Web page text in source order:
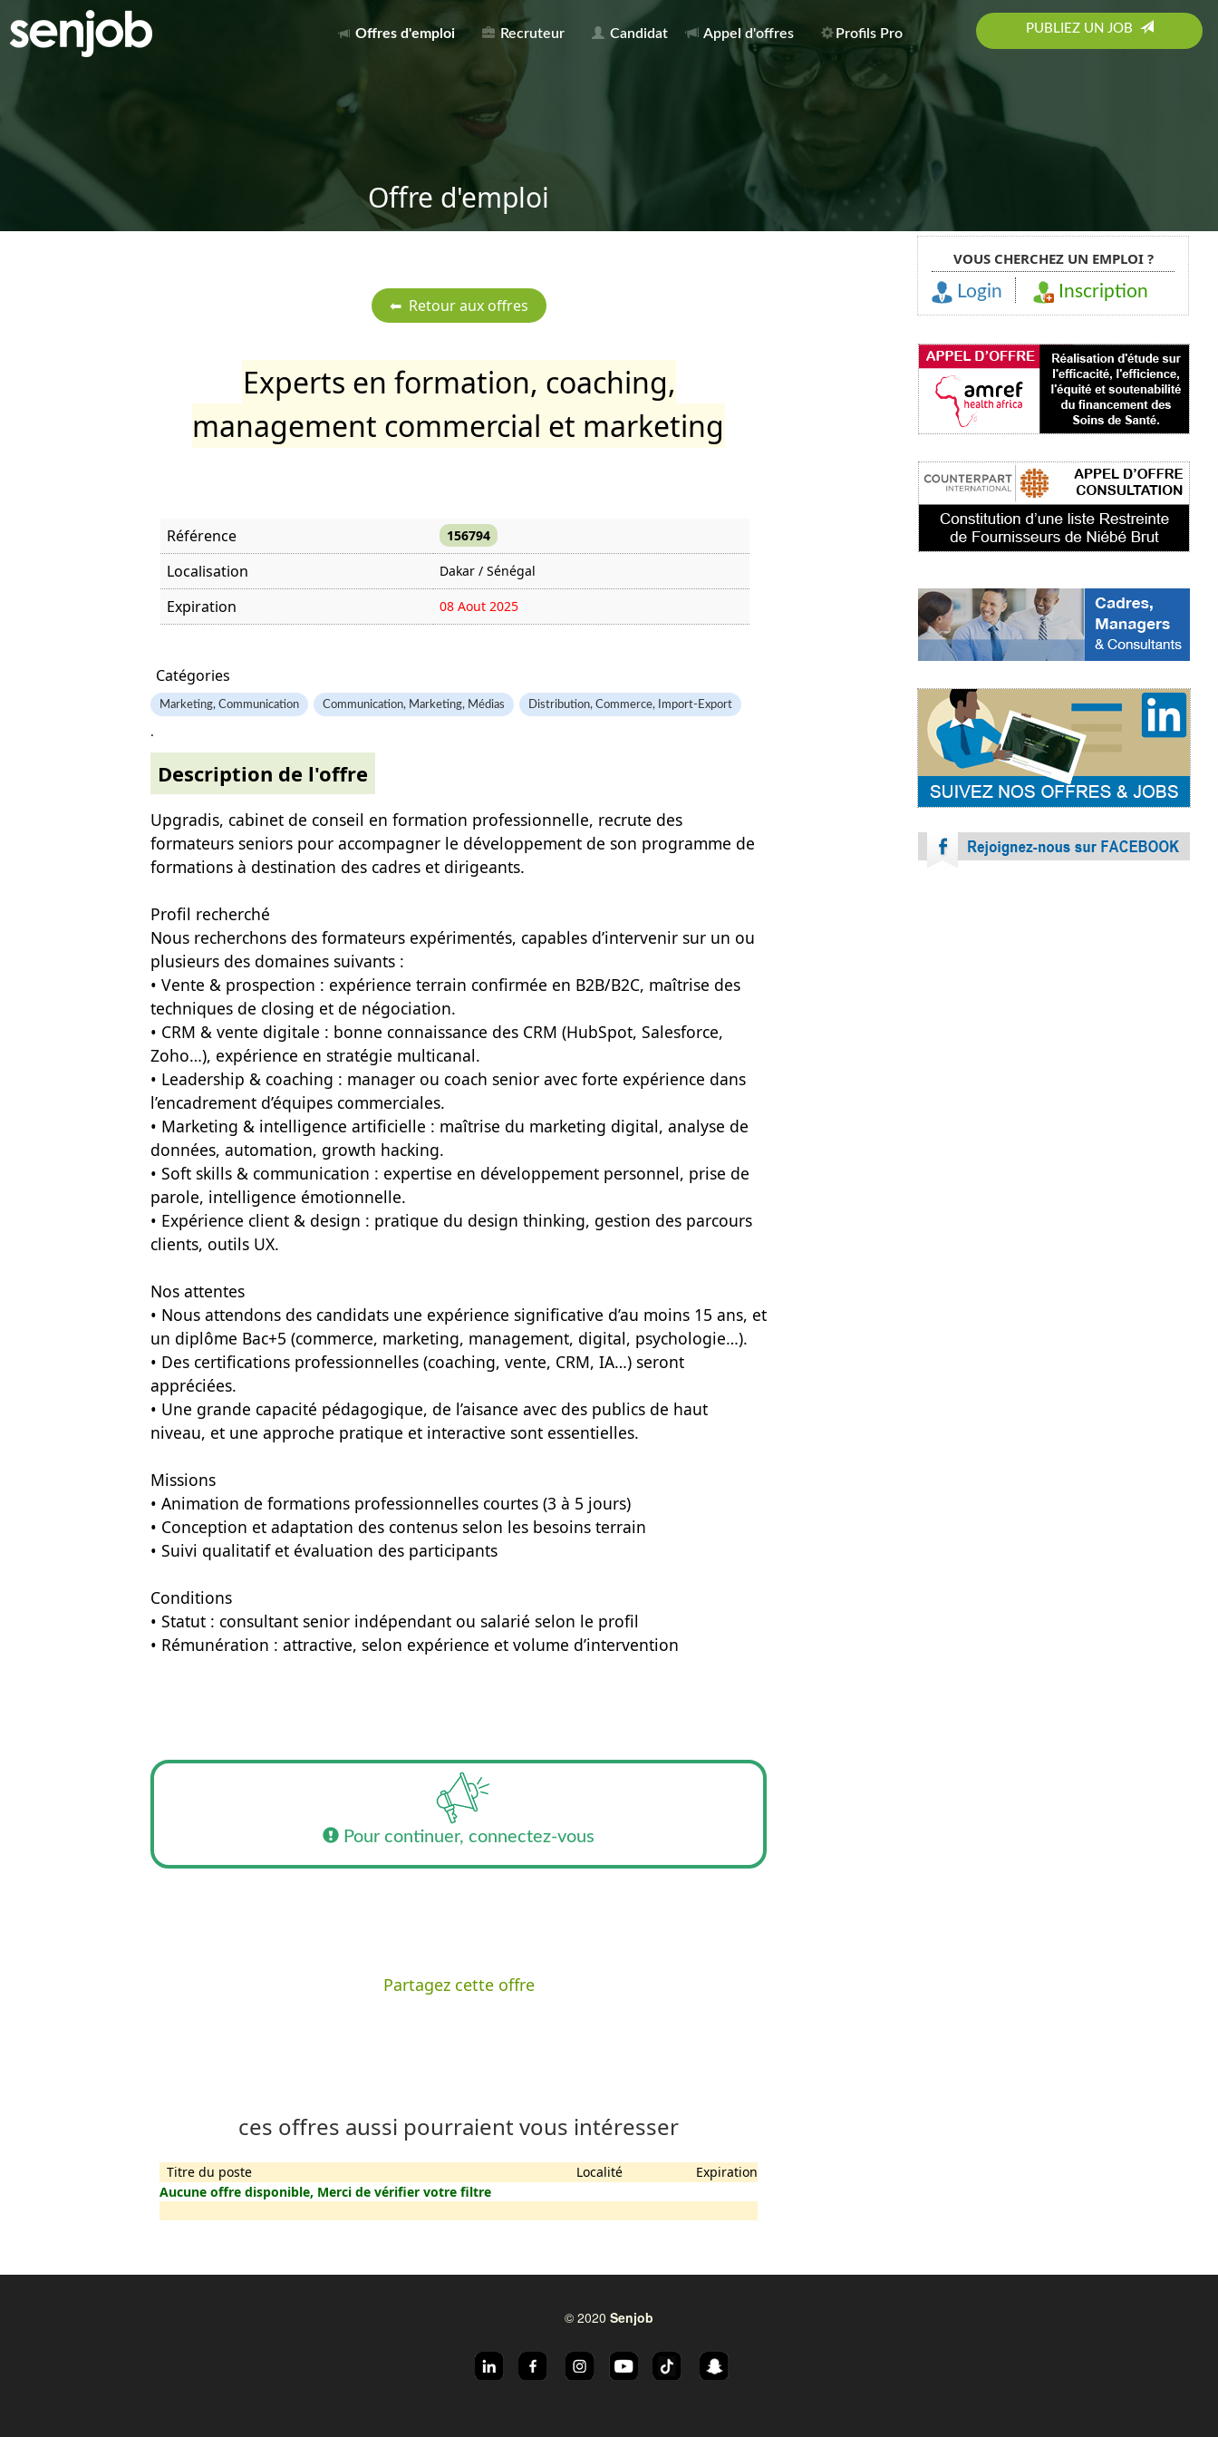
Offres d'emploi Recruteur Candidat Appel d'offres Profils Pro PUBLIEZ UN JOB
Offre d'emploi
Experts en formation, coaching,
management commercial et marketing
Référence 156794
Localisation Dakar / Sénégal
Expiration 08 Aout 2025
Catégories
Marketing, Communication Communication, Marketing, Médias Distribution, Commerce, Import-Export
.
Description de l'offre
Upgradis, cabinet de conseil en formation professionnelle, recrute des
formateurs seniors pour accompagner le développement de son programme de
formations à destination des cadres et dirigeants.
Profil recherché
Nous recherchons des formateurs expérimentés, capables d’intervenir sur un ou
plusieurs des domaines suivants :
• Vente & prospection : expérience terrain confirmée en B2B/B2C, maîtrise des
techniques de closing et de négociation.
• CRM & vente digitale : bonne connaissance des CRM (HubSpot, Salesforce,
Zoho…), expérience en stratégie multicanal.
• Leadership & coaching : manager ou coach senior avec forte expérience dans
l’encadrement d’équipes commerciales.
• Marketing & intelligence artificielle : maîtrise du marketing digital, analyse de
données, automation, growth hacking.
• Soft skills & communication : expertise en développement personnel, prise de
parole, intelligence émotionnelle.
• Expérience client & design : pratique du design thinking, gestion des parcours
clients, outils UX.
Nos attentes
• Nous attendons des candidats une expérience significative d’au moins 15 ans, et
un diplôme Bac+5 (commerce, marketing, management, digital, psychologie…).
• Des certifications professionnelles (coaching, vente, CRM, IA…) seront
appréciées.
• Une grande capacité pédagogique, de l’aisance avec des publics de haut
niveau, et une approche pratique et interactive sont essentielles.
Missions
• Animation de formations professionnelles courtes (3 à 5 jours)
• Conception et adaptation des contenus selon les besoins terrain
• Suivi qualitatif et évaluation des participants
Conditions
• Statut : consultant senior indépendant ou salarié selon le profil
• Rémunération : attractive, selon expérience et volume d’intervention
Pour continuer, connectez-vous
Partagez cette offre
ces offres aussi pourraient vous intéresser
Titre du poste Localité
Expiration
Aucune offre disponible, Merci de vérifier votre filtre
VOUS CHERCHEZ UN EMPLOI ?
Login Inscription
© 2020 Senjob